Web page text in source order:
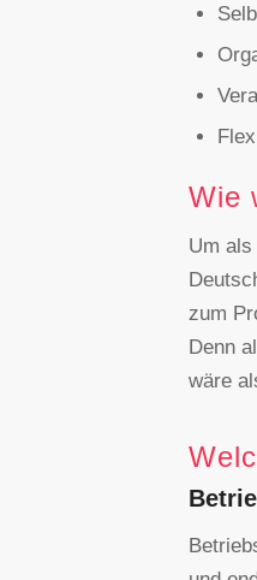
Wie
Um
zum
Denn
wäre